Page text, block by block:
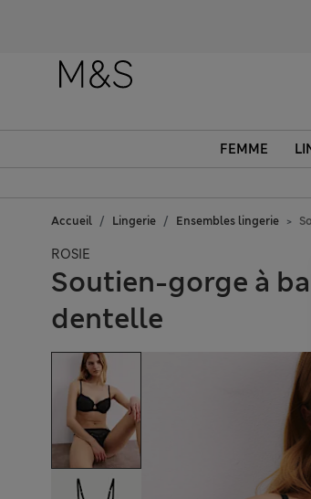
FEMME
Accueil Lingerie Ensembles lingerie
ROSIE
Soutien-gorge à
dentelle